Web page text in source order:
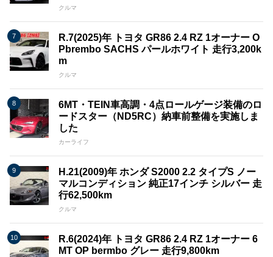
クルマ
R.7(2025)年 トヨタ GR86 2.4 RZ 1オーナー O
Pbrembo SACHS パールホワイト 走行3,200k
m
クルマ
6MT・TEIN車高調・4点ロールゲージ装備のロ
ードスター（ND5RC）納車前整備を実施しま
した
カーライフ
H.21(2009)年 ホンダ S2000 2.2 タイプS ノー
マルコンディション 純正17インチ シルバー 走
行62,500km
クルマ
R.6(2024)年 トヨタ GR86 2.4 RZ 1オーナー 6
MT OP bermbo グレー 走行9,800km